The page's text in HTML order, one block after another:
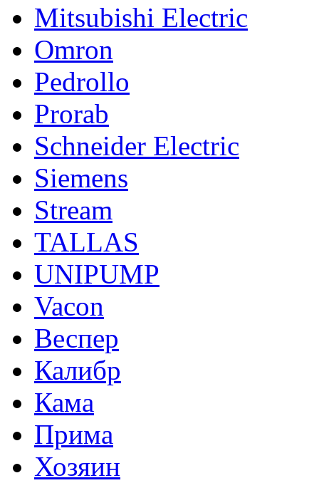
Mitsubishi Electric
Omron
Pedrollo
Prorab
Schneider Electric
Siemens
Stream
TALLAS
UNIPUMP
Vacon
Веспер
Калибр
Кама
Прима
Хозяин